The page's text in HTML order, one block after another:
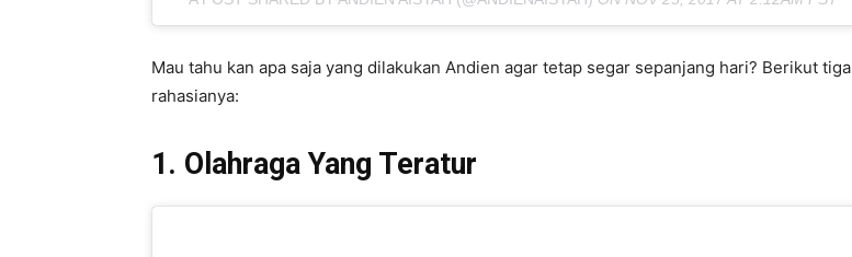
Mau tahu kan apa saja yang dilakukan Andien agar tetap segar sepanjang hari? Berikut tiga
rahasianya:
1. Olahraga Yang Teratur